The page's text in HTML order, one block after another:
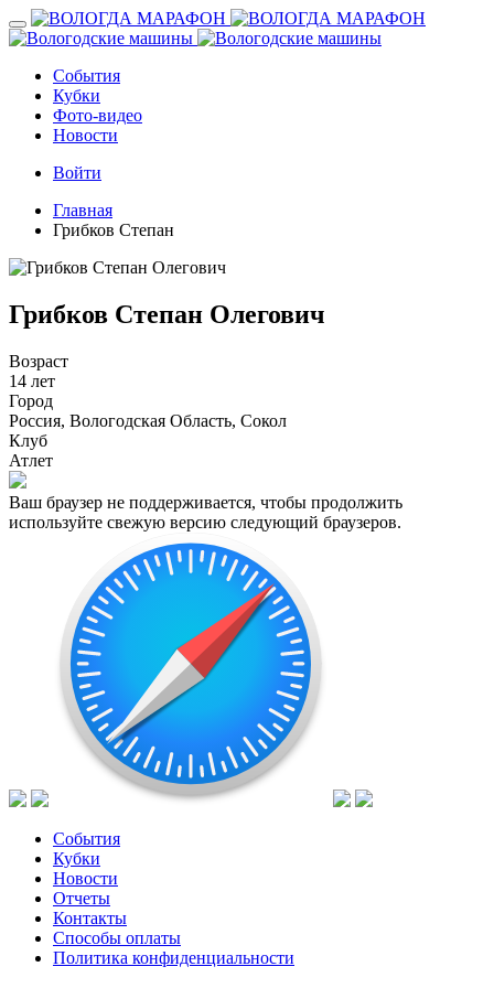
Toggle
navigation
События
Кубки
Фото-видео
Новости
Войти
Главная
Грибков Степан
Грибков Степан Олегович
Возраст
14 лет
Город
Россия, Вологодская Область, Сокол
Клуб
Атлет
Ваш браузер не поддерживается, чтобы продолжить
используйте свежую версию следующий браузеров.
События
Кубки
Новости
Отчеты
Контакты
Способы оплаты
Политика конфиденциальности